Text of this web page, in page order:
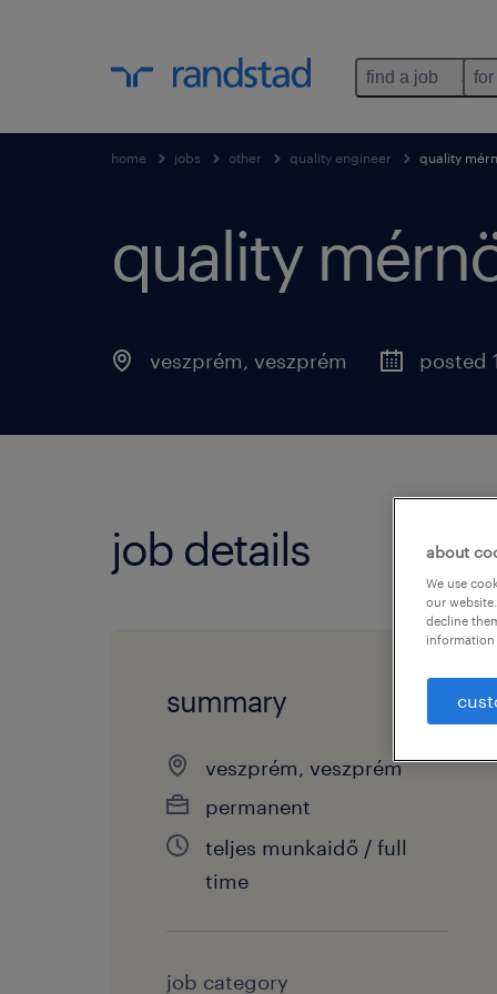
find a job
home jobs other quality engineer quality
quality
veszprém, veszprém posted
job details
summary
veszprém, veszprém
permanent
teljes munkaidő / full
time
job category
about
We use
our
decline
information